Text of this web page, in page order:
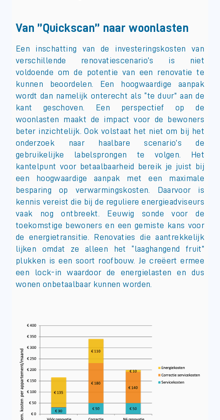
Van ”Quickscan” naar woonlasten
Een inschatting van de investeringskosten van
verschillende renovatiescenario’s is niet
voldoende om de potentie van een renovatie te
kunnen beoordelen. Een hoogwaardige aanpak
wordt dan namelijk onterecht als “te duur” aan de
kant geschoven. Een perspectief op de
woonlasten maakt de impact voor de bewoners
beter inzichtelijk. Ook volstaat het niet om bij het
onderzoek naar haalbare scenario’s de
gebruikelijke labelsprongen te volgen. Het
kantelpunt voor betaalbaarheid bereik je juist bij
een hoogwaardige aanpak met een maximale
besparing op verwarmingskosten. Daarvoor is
kennis vereist die bij de reguliere energieadviseurs
vaak nog ontbreekt. Eeuwig sonde voor de
toekomstige bewoners en een gemiste kans voor
de energietransitie. Renovaties die aantrekkelijk
lijken omdat ze alleen het “laaghangend fruit”
plukken is een soort roofbouw. Je creëert ermee
een lock-in waardoor de energielasten en dus
wonen onbetaalbaar kunnen worden.